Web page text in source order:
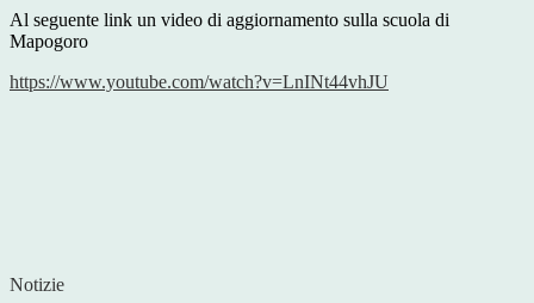
Al seguente link un video di aggiornamento sulla scuola di
Mapogoro
https://www.youtube.com/watch?v=LnINt44vhJU
Notizie